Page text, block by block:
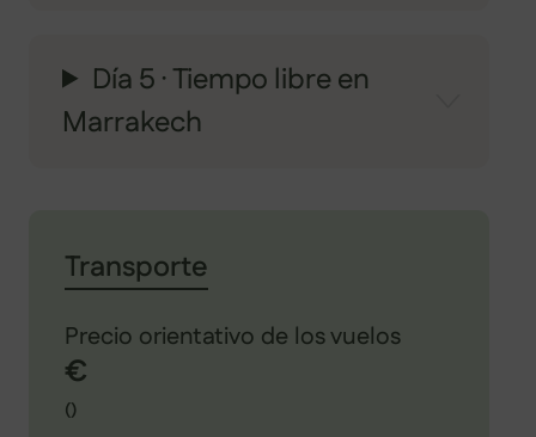
Día 5 · Tiempo libre en
Marrakech
Transporte
Precio orientativo de los vuelos
€
()